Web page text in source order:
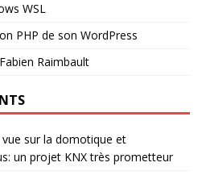
WSL
PHP de son WordPress
Raimbault
sur la domotique et
un projet KNX très prometteur